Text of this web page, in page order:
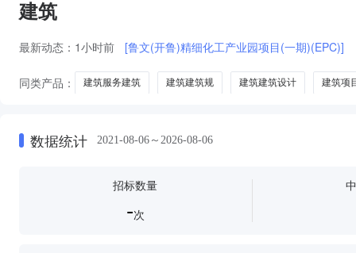
建筑
最新动态： 1小时前 [鲁文(开鲁)精细化工产业园项目(一期)(EPC)]
同类产品： 建筑服务建筑 建筑建筑规 建筑建筑设计 建筑项
数据统计 2021-08-06～2026-08-06
招标数量
-次